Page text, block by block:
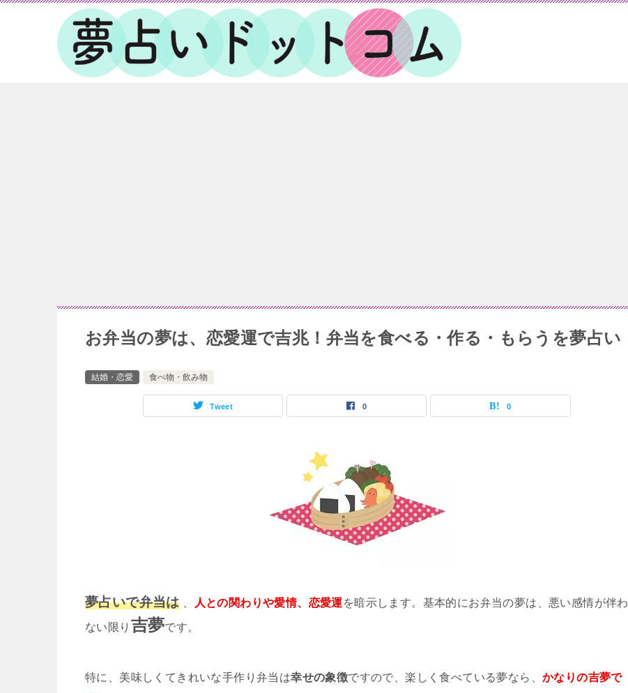
お弁当の夢は、恋愛運で吉兆！弁当を食べる・作る・もらうを夢占い
結婚・恋愛 食べ物・飲み物
Tweet 0 0
夢占いで弁当は、 人との関わりや愛情、恋愛運 を暗示します。基本的にお弁当の夢は、悪い感情が伴わ
ない限り 吉夢です。
特に、美味しくてきれいな手作り弁当は幸せの象徴ですので、楽しく食べている夢なら、かなりの吉夢で